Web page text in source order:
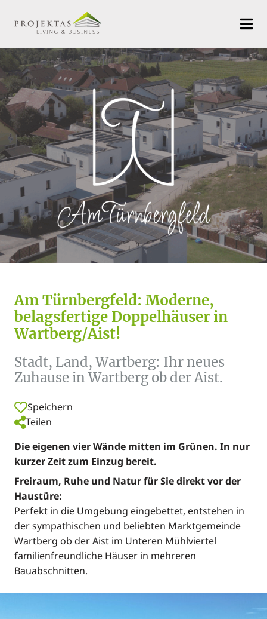
Am Türnbergfeld: Moderne,
belagsfertige Doppelhäuser in
Wartberg/Aist!
Stadt, Land, Wartberg: Ihr neues
Zuhause in Wartberg ob der Aist.
Speichern
Teilen
Die eigenen vier Wände mitten im Grünen. In nur
kurzer Zeit zum Einzug bereit.
Freiraum, Ruhe und Natur für Sie direkt vor der
Haustüre:
Perfekt in die Umgebung eingebettet, entstehen in
der sympathischen und beliebten Marktgemeinde
Wartberg ob der Aist im Unteren Mühlviertel
familienfreundliche Häuser in mehreren
Bauabschnitten.